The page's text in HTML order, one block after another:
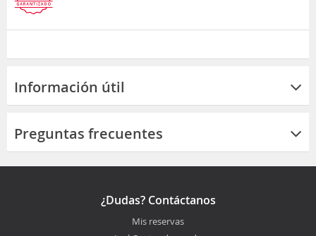
Información útil
Preguntas frecuentes
¿Dudas? Contáctanos
Mis reservas